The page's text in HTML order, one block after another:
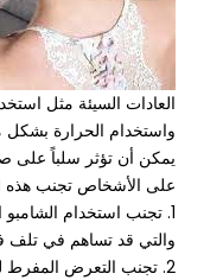
العادات السيئة مثل
واستخدام الحرارة بشكل
يمكن أن تؤثر سلباً
على الأشخاص تجنب
1. تجنب استخدام
والتي قد تساهم في تلف
2. تجنب التعرض